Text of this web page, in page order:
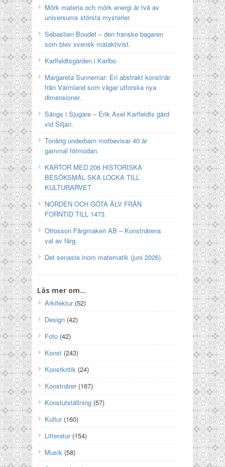
Mörk materia och mörk energi är två av
universums största mysterier.
Sébastien Boudet – den franske bagaren
som blev svensk mataktivist.
Karlfeldtsgården i Karlbo
Margareta Sunnemar: En abstrakt konstnär
från Värmland som vågar utforska nya
dimensioner.
Sångs i Sjugare – Erik Axel Karlfeldts gård
vid Siljan.
Tonårig underbarn motbevisar 40 år
gammal förmodan.
KARTOR MED 206 HISTORISKA
BESÖKSMÅL SKA LOCKA TILL
KULTURARVET.
NORDEN OCH GÖTA ÄLV FRÅN
FORNTID TILL 1473.
Ottosson Färgmakeri AB – Konstnärens
val av färg.
Det senaste inom matematik (juni 2026).
Läs mer om…
Arkitektur(52)
Design (42)
Foto (42)
Konst (243)
Konstkritik (24)
Konstnärer(167)
Konstutställning (57)
Kultur(160)
Litteratur(154)
Musik (58)